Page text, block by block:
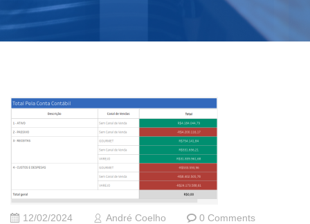
12/02/2024 André Coelho 0 Comments